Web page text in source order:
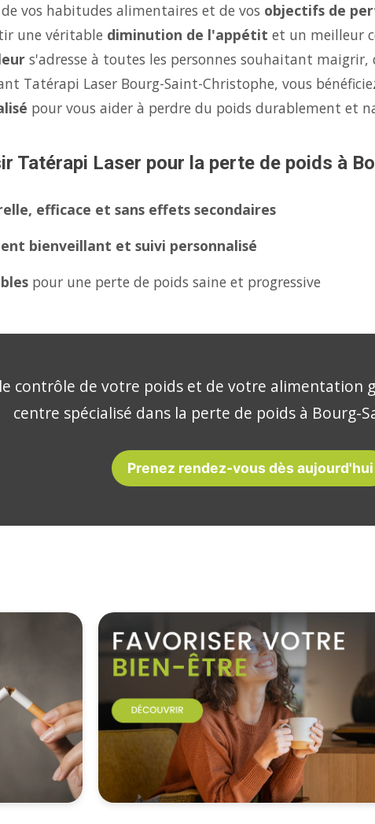
vos habitudes alimentaires et de vos objectifs de
une véritable diminution de l'appétit et un meilleur
s'adresse à toutes les personnes souhaitant
Tatérapi Laser Bourg-Saint-Christophe, vous
pour vous aider à perdre du poids durablement et
Tatérapi Laser pour la perte de poids à
efficace et sans effets secondaires
bienveillant et suivi personnalisé
pour une perte de poids saine et progressive
contrôle de votre poids et de votre alimentation
centre spécialisé dans la perte de poids à Bourg-
Prenez rendez-vous dès aujourd'hui